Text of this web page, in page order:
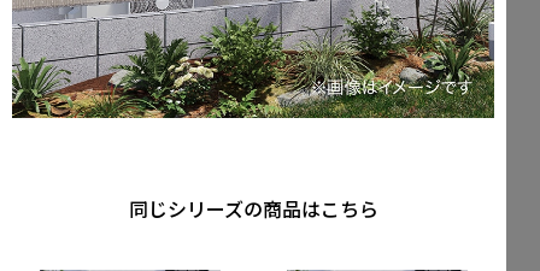
同じシリーズの商品はこちら